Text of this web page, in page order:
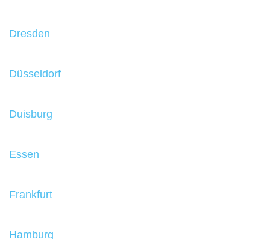
Dresden
Düsseldorf
Duisburg
Essen
Frankfurt
Hamburg